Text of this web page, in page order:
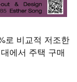
로 비교적 저조한
에서 주택 구매